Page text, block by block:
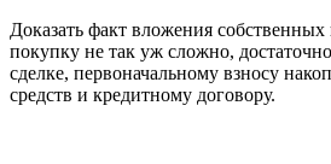
Доказать факт вложения
покупку не так уж сложно,
сделке, первоначальному взносу
средств и кредитному договору.